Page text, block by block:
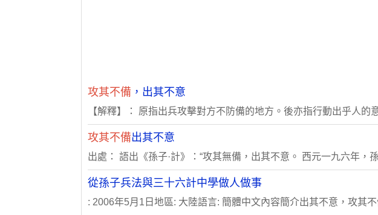
攻其不備 ，出其不意
【解釋】： 原指出兵攻擊對方不防備的地方。後亦指行動出乎人的
攻其不備出其不意
出處： 語出《孫子·計》：“攻其無備，出其不意。 西元一九六年，
從孫子兵法與三十六計中學做人做事
: 2006年5月1日地區: 大陸語言: 簡體中文內容簡介出其不意，攻其